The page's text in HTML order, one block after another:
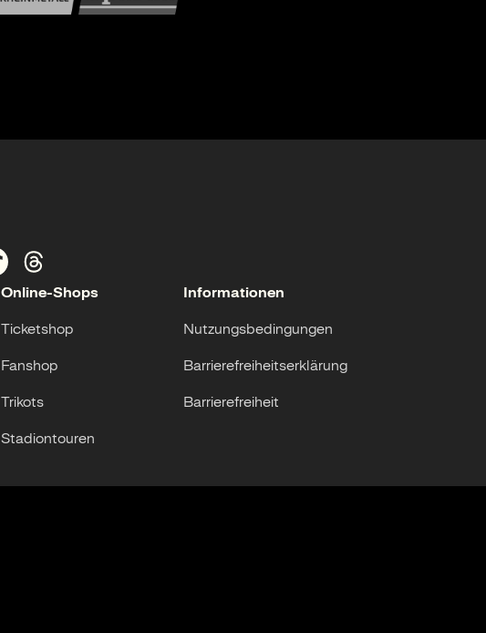
Online-Shops
Ticketshop
Fanshop
Trikots
Stadiontouren
Informationen
Nutzungsbedingungen
Barrierefreiheitserklärung
Barrierefreiheit